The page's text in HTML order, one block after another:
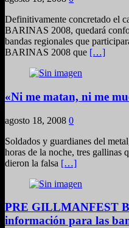
Definitivamente concretado el
BARINAS 2008, quedará
bandas regionales que
BARINAS 2008 que […]
«Ni me matan, ni me
agosto 18, 2008 0
Soldados y guardianes del
horas de la noche, tres
dieron la falsa […]
PRE GILLMANFEST
información para las